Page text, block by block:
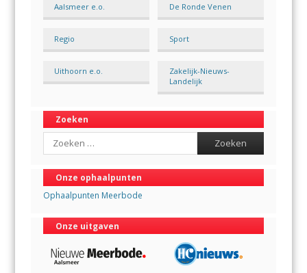
Aalsmeer e.o. De Ronde Venen
Regio Sport
Uithoorn e.o.
Zakelijk-Nieuws-
Landelijk
Zoeken
Search
Onze ophaalpunten
Ophaalpunten Meerbode
Onze uitgaven